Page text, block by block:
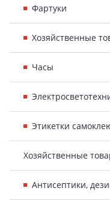
Фартуки
Хозяйственные
Часы
Этикетки
Хозяйственные
Антисептики,